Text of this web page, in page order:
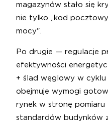
magazynów stało się
nie tylko „kod
mocy".
Po drugie — regulacje
efektywności
+ ślad węglowy w cyklu
obejmuje wymogi
rynek w stronę pomiaru
standardów budynków